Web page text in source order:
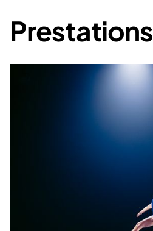
Prestations